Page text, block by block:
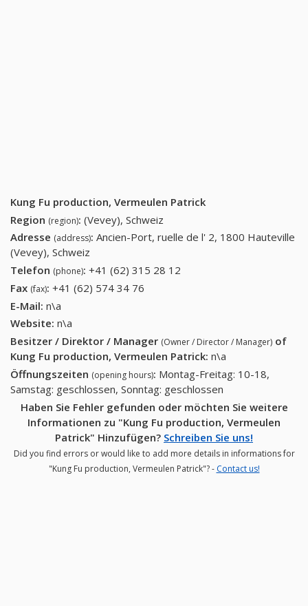
Kung Fu production, Vermeulen Patrick
Region (region): (Vevey), Schweiz
Adresse (address): Ancien-Port, ruelle de l' 2, 1800 Hauteville
(Vevey), Schweiz
Telefon (phone): +41 (62) 315 28 12
Fax (fax): +41 (62) 574 34 76
E-Mail: n\a
Website: n\a
Besitzer / Direktor / Manager (Owner / Director / Manager) of
Kung Fu production, Vermeulen Patrick: n\a
Öffnungszeiten (opening hours): Montag-Freitag: 10-18,
Samstag: geschlossen, Sonntag: geschlossen
Haben Sie Fehler gefunden oder möchten Sie weitere
Informationen zu "Kung Fu production, Vermeulen
Patrick" Hinzufügen? Schreiben Sie uns!
Did you find errors or would like to add more details in informations for
"Kung Fu production, Vermeulen Patrick"? - Contact us!